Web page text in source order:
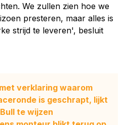
We zullen zien hoe we
presteren, maar alles is
strijd te leveren', besluit
verklaring waarom
is geschrapt, lijkt
te wijzen